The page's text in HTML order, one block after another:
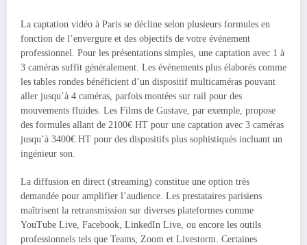
La captation vidéo à Paris se décline selon plusieurs formules en
fonction de l’envergure et des objectifs de votre événement
professionnel. Pour les présentations simples, une captation avec 1 à
3 caméras suffit généralement. Les événements plus élaborés comme
les tables rondes bénéficient d’un dispositif multicaméras pouvant
aller jusqu’à 4 caméras, parfois montées sur rail pour des
mouvements fluides. Les Films de Gustave, par exemple, propose
des formules allant de 2100€ HT pour une captation avec 3 caméras
jusqu’à 3400€ HT pour des dispositifs plus sophistiqués incluant un
ingénieur son.
La diffusion en direct (streaming) constitue une option très
demandée pour amplifier l’audience. Les prestataires parisiens
maîtrisent la retransmission sur diverses plateformes comme
YouTube Live, Facebook, LinkedIn Live, ou encore les outils
professionnels tels que Teams, Zoom et Livestorm. Certaines